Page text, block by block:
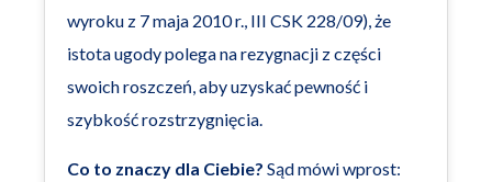
wyroku z 7 maja 2010 r., III CSK 228/09), że
istota ugody polega na rezygnacji z części
swoich roszczeń, aby uzyskać pewność i
szybkość rozstrzygnięcia.
Co to znaczy dla Ciebie? Sąd mówi wprost: